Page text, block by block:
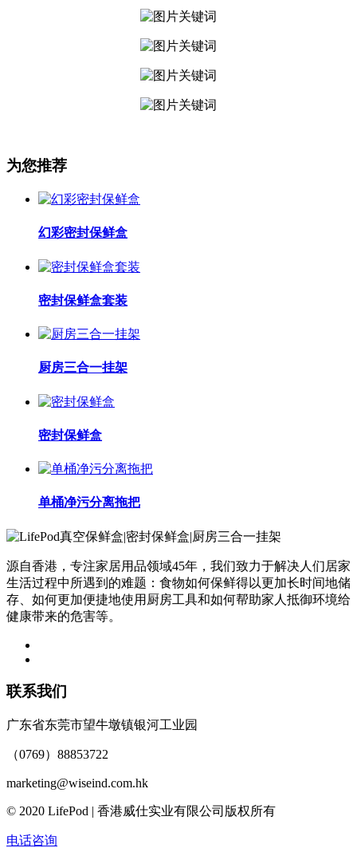
为您推荐
幻彩密封保鲜盒
密封保鲜盒套装
厨房三合一挂架
密封保鲜盒
单桶净污分离拖把
源自香港，专注家居用品领域45年，我们致力于解决人们居家
生活过程中所遇到的难题：食物如何保鲜得以更加长时间地储
存、如何更加便捷地使用厨房工具和如何帮助家人抵御环境给
健康带来的危害等。
联系我们
广东省东莞市望牛墩镇银河工业园
（0769）88853722
marketing@wiseind.com.hk
© 2020 LifePod | 香港威仕实业有限公司版权所有
电话咨询